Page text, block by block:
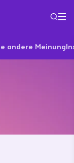
andere Meinung